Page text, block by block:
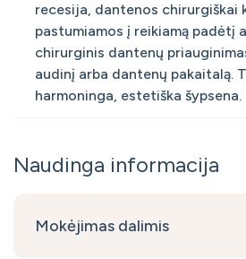
recesija, dantenos chirurgiškai
pastumiamos į reikiamą padėtį
chirurginis dantenų
audinį arba dantenų pakaitalą.
harmoninga, estetiška šypsena.
Naudinga informacija
Mokėjimas dalimis